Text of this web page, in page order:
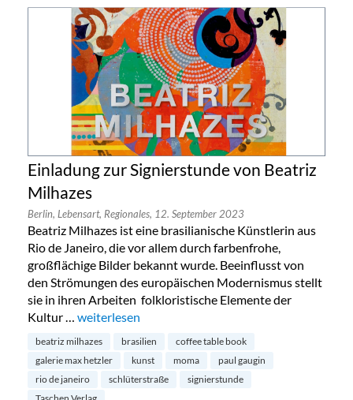
Einladung zur Signierstunde von Beatriz
Milhazes
Berlin, Lebensart, Regionales, 12. September 2023
Beatriz Milhazes ist eine brasilianische Künstlerin aus
Rio de Janeiro, die vor allem durch farbenfrohe,
großflächige Bilder bekannt wurde. Beeinflusst von
den Strömungen des europäischen Modernismus stellt
sie in ihren Arbeiten folkloristische Elemente der
Kultur … „Einladung zur Signierstunde von Beatriz Milhazes“
weiterlesen
beatriz milhazes brasilien
coffee table book
galerie max hetzler
kunst moma
paul gaugin
rio de janeiro
schlüterstraße
signierstunde